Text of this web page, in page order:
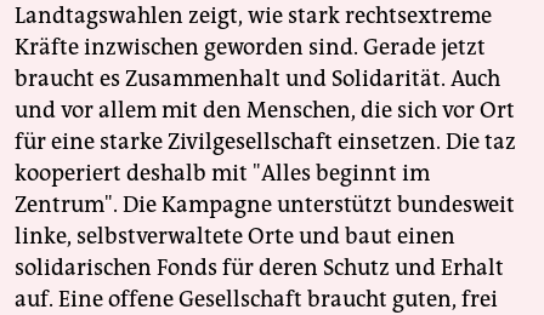
Landtagswahlen zeigt, wie stark rechtsextreme
Kräfte inzwischen geworden sind. Gerade jetzt
braucht es Zusammenhalt und Solidarität. Auch
und vor allem mit den Menschen, die sich vor Ort
für eine starke Zivilgesellschaft einsetzen. Die taz
kooperiert deshalb mit "Alles beginnt im
Zentrum". Die Kampagne unterstützt bundesweit
linke, selbstverwaltete Orte und baut einen
solidarischen Fonds für deren Schutz und Erhalt
auf. Eine offene Gesellschaft braucht guten, frei